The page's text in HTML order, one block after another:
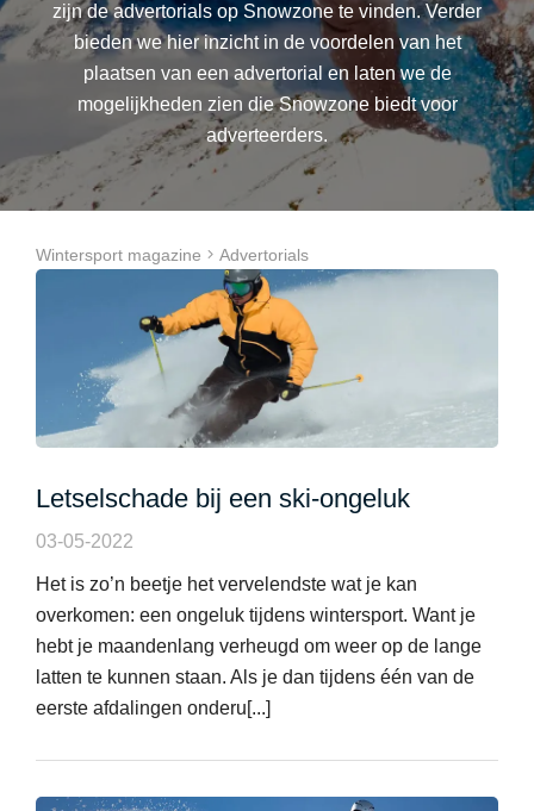
zijn de advertorials op Snowzone te vinden. Verder
bieden we hier inzicht in de voordelen van het
plaatsen van een advertorial en laten we de
mogelijkheden zien die Snowzone biedt voor
adverteerders.
Wintersport magazine Advertorials
Letselschade bij een ski-ongeluk
03-05-2022
Het is zo’n beetje het vervelendste wat je kan
overkomen: een ongeluk tijdens wintersport. Want je
hebt je maandenlang verheugd om weer op de lange
latten te kunnen staan. Als je dan tijdens één van de
eerste afdalingen onderu[...]